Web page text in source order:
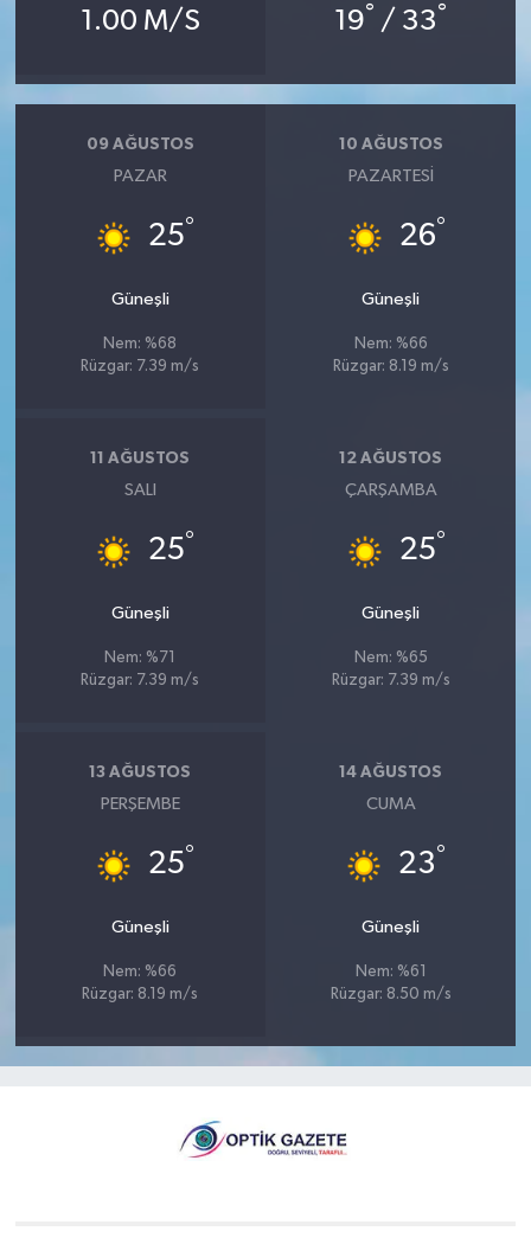
1.00 M/S 19° / 33°
09 AĞUSTOS
PAZAR
25°
Güneşli
Nem: %68
Rüzgar: 7.39 m/s
10 AĞUSTOS
PAZARTESI
26°
Güneşli
Nem: %66
Rüzgar: 8.19 m/s
11 AĞUSTOS
SALI
25°
Güneşli
Nem: %71
Rüzgar: 7.39 m/s
12 AĞUSTOS
ÇARŞAMBA
25°
Güneşli
Nem: %65
Rüzgar: 7.39 m/s
13 AĞUSTOS
PERŞEMBE
25°
Güneşli
Nem: %66
Rüzgar: 8.19 m/s
14 AĞUSTOS
CUMA
23°
Güneşli
Nem: %61
Rüzgar: 8.50 m/s